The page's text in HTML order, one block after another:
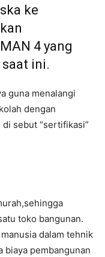
ke
4 yang
ini.
guna menalangi
dengan
sebut “sertifikasi”
toko bangunan.
dalam tehnik
biaya pembangunan